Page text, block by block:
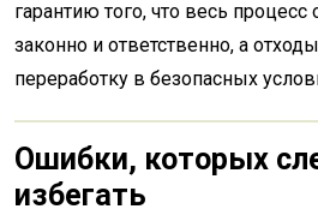
гарантию того, что весь процесс
законно и ответственно, а
переработку в безопасных
Ошибки, которых
избегать